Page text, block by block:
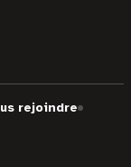
rejoindre